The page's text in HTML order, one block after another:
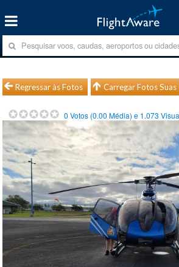
Regressar às Fotos Carregar Fotos Suas
0 Votos (0.00 Média) e 1.073